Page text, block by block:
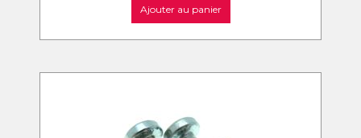
Ajouter au panier